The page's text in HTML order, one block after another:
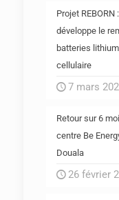
Projet REBORN
développe le
batteries
cellulaire
7 mars
Retour sur 6
centre Be
Douala
26 février